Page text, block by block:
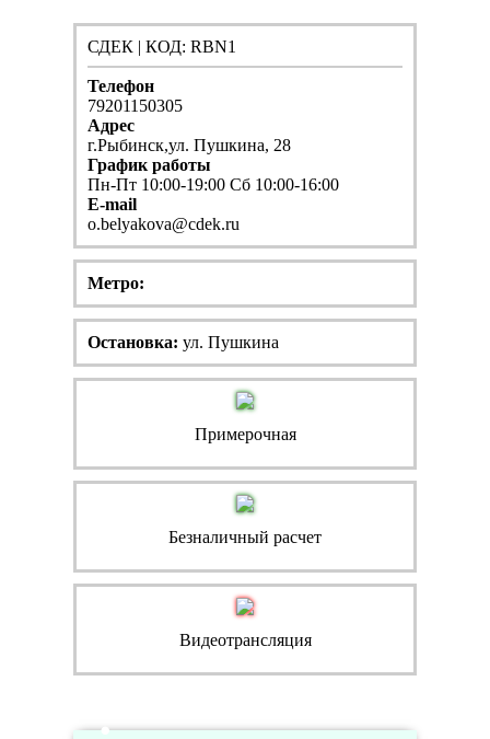
СДЕК | КОД: RBN1
Телефон
79201150305
Адрес
г.Рыбинск,ул. Пушкина, 28
График работы
Пн-Пт 10:00-19:00 Сб 10:00-16:00
E-mail
o.belyakova@cdek.ru
Метро:
Остановка: ул. Пушкина
Примерочная
Безналичный расчет
Видеотрансляция